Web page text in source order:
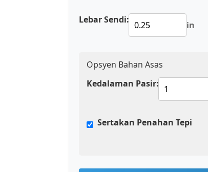
Lebar Sendi: in
Opsyen Bahan Asas
Kedalaman Pasir:
Sertakan Penahan Tepi